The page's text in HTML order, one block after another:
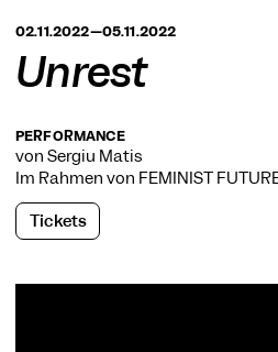
BERLIN
02.11.2022—05.11.2022
Unrest
PERFORMANCE
von Sergiu Matis
Im Rahmen von FEMINIST
Tickets